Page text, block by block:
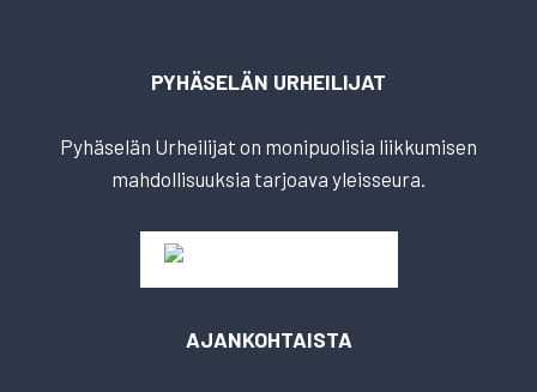
PYHÄSELÄN URHEILIJAT
Pyhäselän Urheilijat on monipuolisia liikkumisen
mahdollisuuksia tarjoava yleisseura.
AJANKOHTAISTA